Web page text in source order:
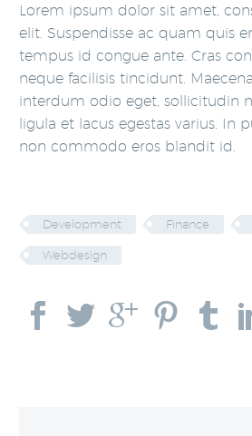
Lorem ipsum dolor sit amet,
elit. Suspendisse ac quam quis
tempus id congue ante. Cras
neque facilisis tincidunt.
interdum odio eget, sollicitudin
ligula et lacus egestas varius. In
non commodo eros blandit id.
Development Finance
Webdesign